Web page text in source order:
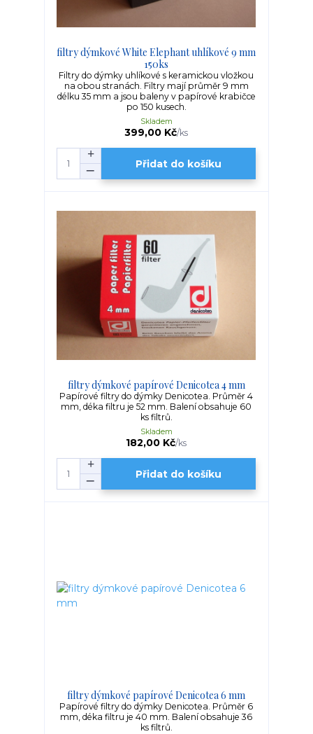
filtry dýmkové White Elephant uhlíkové 9 mm
150ks
Filtry do dýmky uhlíkové s keramickou vložkou
na obou stranách. Filtry mají průměr 9 mm
délku 35 mm a jsou baleny v papírové krabičce
po 150 kusech.
399,00 Kč/ks
Skladem
Přidat do košíku
filtry dýmkové papírové Denicotea 4 mm
Papírové filtry do dýmky Denicotea. Průměr 4
mm, déka filtru je 52 mm. Balení obsahuje 60
ks filtrů.
182,00 Kč/ks
Skladem
Přidat do košíku
filtry dýmkové papírové Denicotea 6 mm
Papírové filtry do dýmky Denicotea. Průměr 6
mm, déka filtru je 40 mm. Balení obsahuje 36
ks filtrů.